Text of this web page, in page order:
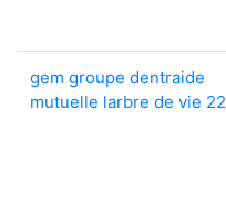
gem groupe dentraide
mutuelle larbre de vie 22